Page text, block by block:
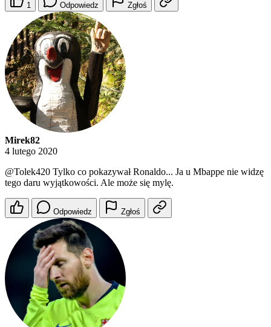
1 Odpowiedz Zgłoś
Mirek82
4 lutego 2020
@Tolek420 Tylko co pokazywał Ronaldo... Ja u Mbappe nie widzę
tego daru wyjątkowości. Ale może się mylę.
Odpowiedz Zgłoś